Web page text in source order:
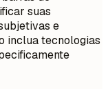
suas
e
inclua tecnologias